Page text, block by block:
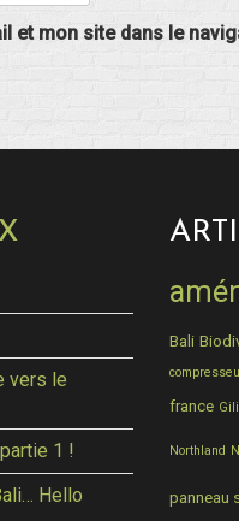
et mon site dans le
vers le
1 !
Hello
Bali
france Gili
Northland
panneau